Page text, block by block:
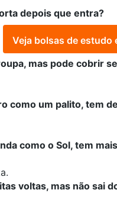
depois que entra?
Veja bolsas de estudo
mas pode cobrir
como um palito, tem
como o Sol, tem
voltas, mas não sai